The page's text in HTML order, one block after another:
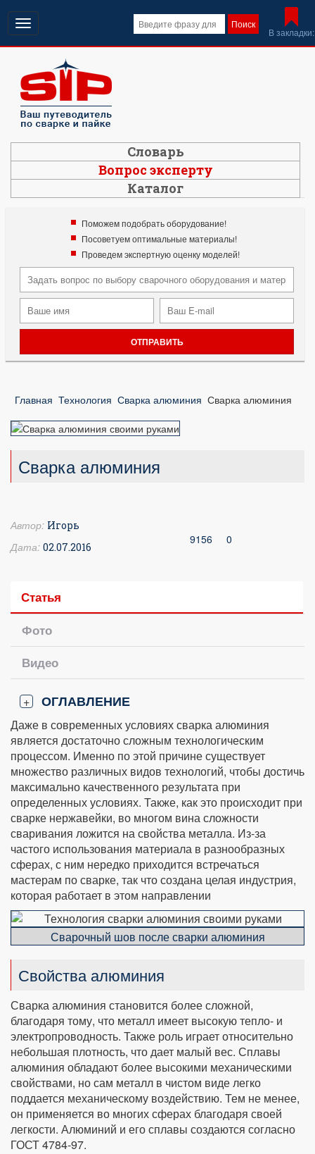
Поиск
В закладки:
Открыть
навигацию
Словарь
Вопрос эксперту
Каталог
Поможем подобрать оборудование!
Посоветуем оптимальные материалы!
Проведем экспертную оценку моделей!
Главная Технология Сварка алюминия Сварка алюминия
Сварка алюминия
Автор: Игорь
Дата: 02.07.2016
9156 0
Статья
Фото
Видео
+ ОГЛАВЛЕНИЕ
Даже в современных условиях сварка алюминия
является достаточно сложным технологическим
процессом. Именно по этой причине существует
множество различных видов технологий, чтобы достичь
максимально качественного результата при
определенных условиях. Также, как это происходит при
сварке нержавейки, во многом вина сложности
сваривания ложится на свойства металла. Из-за
частого использования материала в разнообразных
сферах, с ним нередко приходится встречаться
мастерам по сварке, так что создана целая индустрия,
которая работает в этом направлении
Сварочный шов после сварки алюминия
Свойства алюминия
Сварка алюминия становится более сложной,
благодаря тому, что металл имеет высокую тепло- и
электропроводность. Также роль играет относительно
небольшая плотность, что дает малый вес. Сплавы
алюминия обладают более высокими механическими
свойствами, но сам металл в чистом виде легко
поддается механическому воздействию. Тем не менее,
он применяется во многих сферах благодаря своей
легкости. Алюминий и его сплавы создаются согласно
ГОСТ 4784-97.